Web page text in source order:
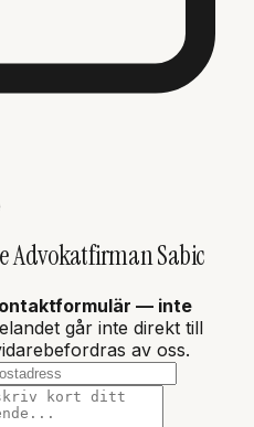
Advokatfirman Sabic
— inte
går inte direkt till
av oss.